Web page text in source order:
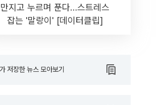
만지고 누르며 푼다…스트레스
잡는 '말랑이' [데이터클립]
저장한 뉴스 모아보기